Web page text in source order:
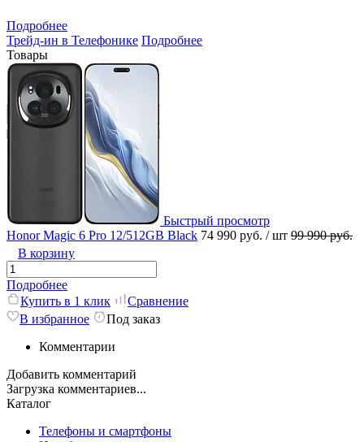
Подробнее
Трейд-ин в Телефонике Подробнее
Товары
Быстрый просмотр
Honor Magic 6 Pro 12/512GB Black 74 990 руб. / шт 99 990 руб.
В корзину
Подробнее
Купить в 1 клик
Сравнение
В избранное
Под заказ
Комментарии
Добавить комментарий
Загрузка комментариев...
Каталог
Телефоны и смартфоны